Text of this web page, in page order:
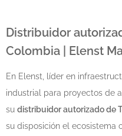
Distribuidor
Colombia | Elenst
En Elenst, líder en
industrial para proyectos de
su distribuidor autorizado de
su disposición el ecosistema